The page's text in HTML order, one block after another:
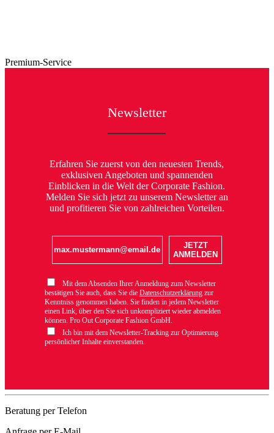
Premium-Service
Newsletter
Erfahren Sie zuerst von den neuesten Trends,
exklusiven Angeboten und spannenden
Einblicken in die Welt der Corporate Fashion.
Melden Sie sich jetzt zu unserem Newsletter an
und profitieren Sie von zahlreichen Vorteilen.
JETZT
ANMELDEN
Mit dem Absenden Ihrer Anmeldung zum Newsletter
bestätigen Sie auch, dass Sie die Datenschutzerklärungzur
Kenntniss genommen haben. Sie finden in jedem Newsletter
einen Link, über den Sie sich unkompliziert wieder abmelden
können. Pro Out Corporate Fashion GmbH.
Ich bin mit dem Newsletter-Tracking zur Optimierung
persönlicher Inhalte einverstanden.
Beratung per Telefon